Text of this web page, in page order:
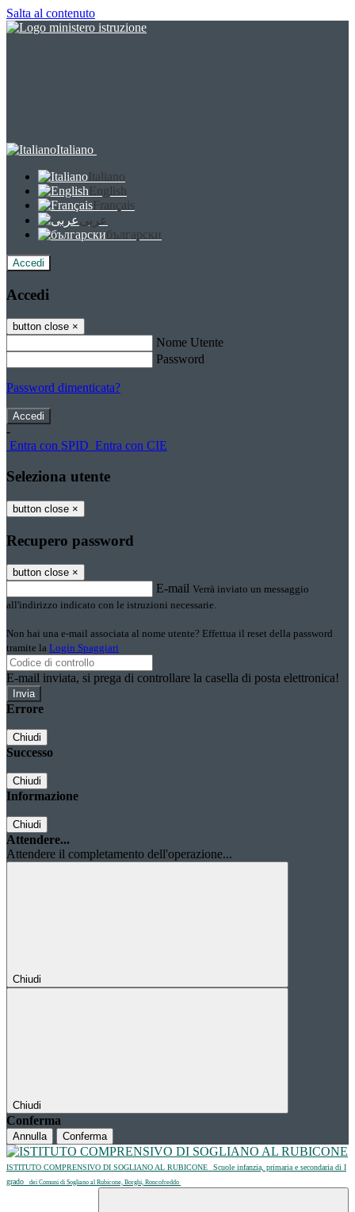
Salta al contenuto
Italiano
Italiano
English
Français
عربى
български
Accedi
Accedi
button close ×
Nome Utente
Password
Password dimenticata?
-
Entra con SPID Entra con CIE
Seleziona utente
button close ×
Recupero password
button close ×
E-mail Verrà inviato un messaggio
all'indirizzo indicato con le istruzioni necessarie.
Non hai una e-mail associata al nome utente? Effettua il reset della password
tramite la Login Spaggiari
E-mail inviata, si prega di controllare la casella di posta elettronica!
Errore
Chiudi
Successo
Chiudi
Informazione
Chiudi
Attendere...
Attendere il completamento dell'operazione...
Chiudi
Chiudi
Conferma
Annulla Conferma
ISTITUTO COMPRENSIVO DI SOGLIANO AL RUBICONE
Scuole infanzia, primaria e secondaria di I
grado
dei Comuni di Sogliano al Rubicone, Borghi, Roncofreddo